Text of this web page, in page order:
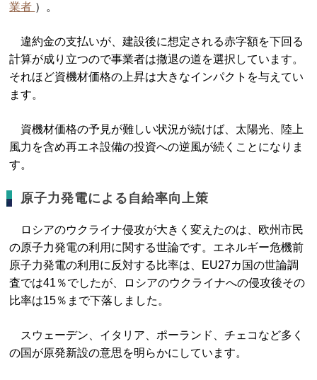
業者 ）。
違約金の支払いが、建設後に想定される赤字額を下回る
計算が成り立つので事業者は撤退の道を選択しています。
それほど資機材価格の上昇は大きなインパクトを与えてい
ます。
資機材価格の予見が難しい状況が続けば、太陽光、陸上
風力を含め再エネ設備の投資への逆風が続くことになりま
す。
原子力発電による自給率向上策
ロシアのウクライナ侵攻が大きく変えたのは、欧州市民
の原子力発電の利用に関する世論です。エネルギー危機前
原子力発電の利用に反対する比率は、EU27カ国の世論調
査では41％でしたが、ロシアのウクライナへの侵攻後その
比率は15％まで下落しました。
スウェーデン、イタリア、ポーランド、チェコなど多く
の国が原発新設の意思を明らかにしています。